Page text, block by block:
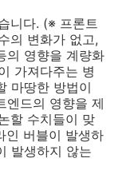
니다. (※ 프론트
의 변화가 없고,
의 영향을 계량화
가져다주는 병
마땅한 방법이
엔드의 영향을 제
할 수치들이 맞
인 버블이 발생하
발생하지 않는